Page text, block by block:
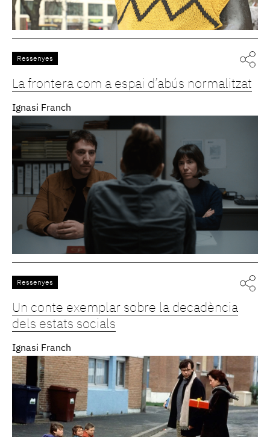
Ressenyes
La frontera com a espai d’abús normalitzat
Ignasi Franch
Ressenyes
Un conte exemplar sobre la decadència
dels estats socials
Ignasi Franch